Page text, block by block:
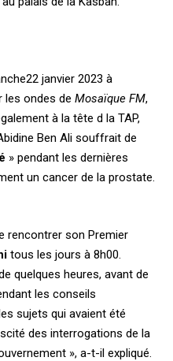
janvier 2023 à
les ondes de Mosaïque FM,
à la tête d la TAP,
Ben Ali souffrait de
» pendant les dernières
un cancer de la prostate.
rencontrer son Premier
tous les jours à 8h00.
quelques heures, avant de
les conseils
sujets qui avaient été
des interrogations de la
», a-t-il expliqué.